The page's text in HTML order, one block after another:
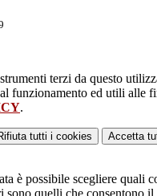
terzi da questo
funzionamento ed utili alle
.
tutti i cookies Accetta
è possibile scegliere quali
sono quelli che consentono